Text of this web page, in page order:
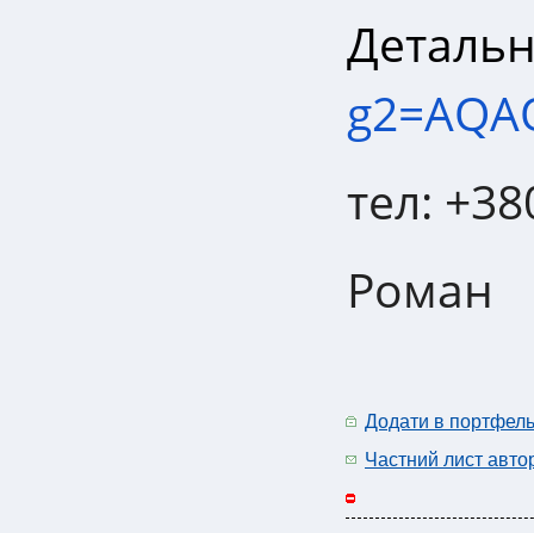
тел:
Роман
Додати в портфель
Частний лист